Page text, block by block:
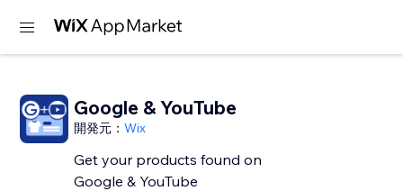
Google & YouTube
開発元：Wix
Get your products found on
Google & YouTube